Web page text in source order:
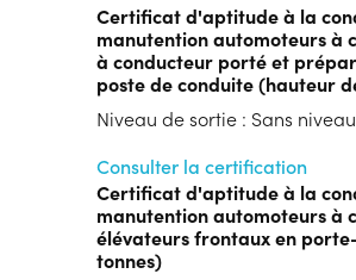
Certificat d'aptitude à la
manutention automoteurs à
à conducteur porté et
poste de conduite (hauteur
Niveau de sortie : Sans
Consulter la certification
Certificat d'aptitude à la
manutention automoteurs à
élévateurs frontaux en
tonnes)